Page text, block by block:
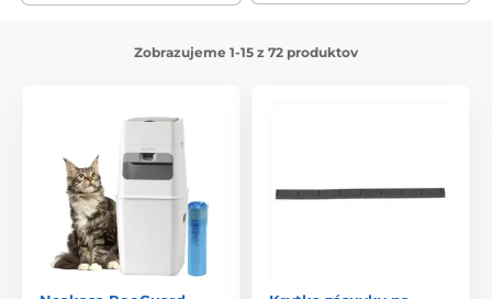
Zobrazujeme 1-15 z 72 produktov